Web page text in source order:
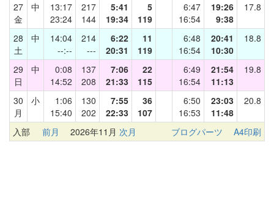
27
金
中
13:17
23:24
217
144
5:41
19:34
5
119
6:47
16:54
19:26
9:38
17.8
28
土
中
14:04
--:--
214
---
6:22
20:31
11
119
6:48
16:54
20:41
10:30
18.8
29
日
中
0:08
14:52
137
208
7:06
21:33
22
115
6:49
16:54
21:54
11:13
19.8
30
月
小
1:06
15:40
130
202
7:55
22:33
36
107
6:50
16:53
23:03
11:48
20.8
入部 前月 2026年11月 次月 ブログパーツ A4印刷